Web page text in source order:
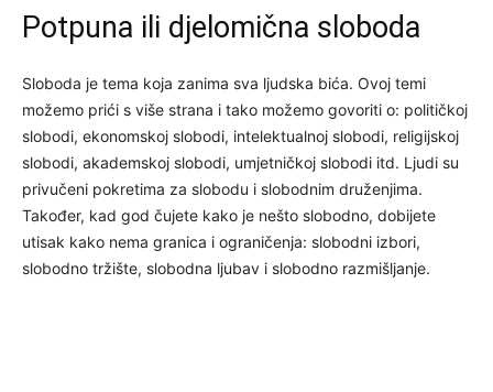
Potpuna ili djelomična sloboda
Sloboda je tema koja zanima sva ljudska bića. Ovoj temi
možemo prići s više strana i tako možemo govoriti o: političkoj
slobodi, ekonomskoj slobodi, intelektualnoj slobodi, religijskoj
slobodi, akademskoj slobodi, umjetničkoj slobodi itd. Ljudi su
privučeni pokretima za slobodu i slobodnim druženjima.
Također, kad god čujete kako je nešto slobodno, dobijete
utisak kako nema granica i ograničenja: slobodni izbori,
slobodno tržište, slobodna ljubav i slobodno razmišljanje.